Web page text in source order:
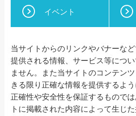
イベント
当サイトからのリンクやバナーな
提供される情報、サービス等につ
ません。また当サイトのコンテン
きる限り正確な情報を提供するよう
正確性や安全性を保証するもので
トに掲載された内容によって生じ